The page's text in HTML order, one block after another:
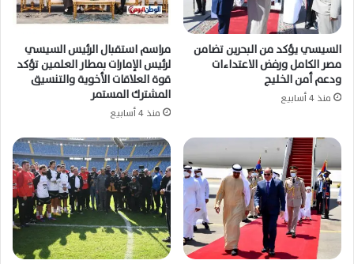
السيسي يؤكد من البحرين تضامن
مصر الكامل ورفض الاعتداءات
ودعم أمن الخليج
منذ 4 أسابيع
مراسم استقبال الرئيس السيسي
لرئيس الإمارات بمطار العلمين تؤكد
قوة العلاقات الأخوية والتنسيق
المشترك المستمر
منذ 4 أسابيع